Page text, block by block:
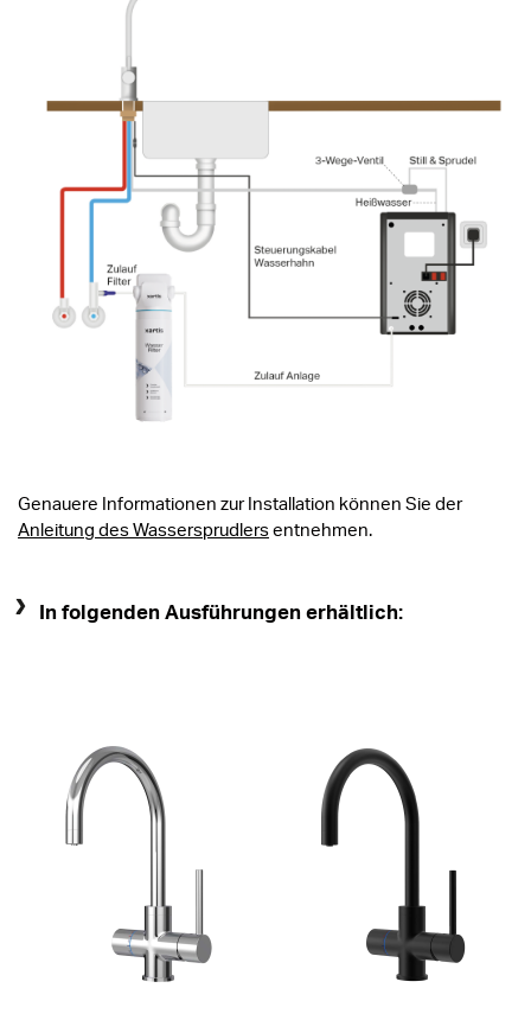
Genauere Informationen zur Installation können Sie der
Anleitung des Wassersprudlers entnehmen.
In folgenden Ausführungen erhältlich: